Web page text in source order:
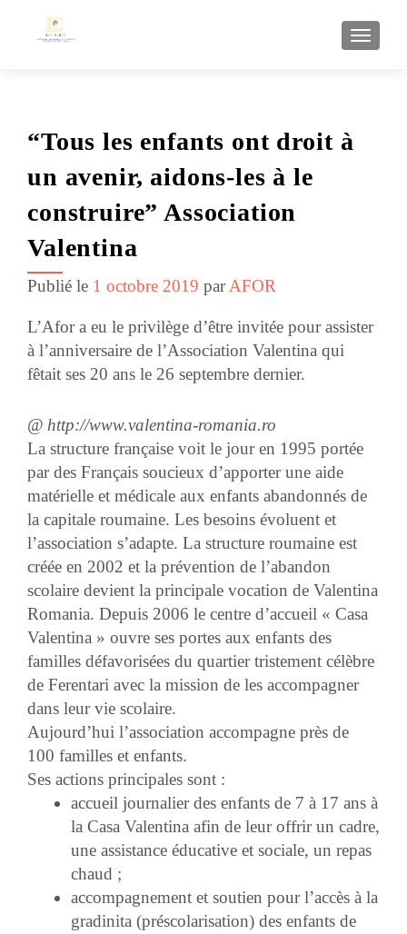
“Tous les enfants ont droit à
un avenir, aidons-les à le
construire” Association
Valentina
Publié le 1 octobre 2019 parAFOR
L’Afora eu le privilège d’être invitée pour assister
à l’anniversaire de l’Association Valentina qui
fêtait ses 20 ans le 26 septembre dernier.
@ http://www.valentina-romania.ro
La structure française voit le jour en 1995 portée
par des Français soucieux d’apporter une aide
matérielle et médicale aux enfants abandonnés de
la capitale roumaine. Les besoins évoluent et
l’association s’adapte. La structure roumaine est
créée en 2002 et la prévention de l’abandon
scolaire devient la principale vocation de Valentina
Romania. Depuis 2006 le centre d’accueil « Casa
Valentina » ouvre ses portes aux enfants des
familles défavorisées du quartier tristement célèbre
de Ferentari avec la mission de les accompagner
dans leur vie scolaire.
Aujourd’hui l’association accompagne près de
100 familles et enfants.
Ses actions principales sont :
accueil journalier des enfants de 7 à 17 ans à
la Casa Valentina afin de leur offrir un cadre,
une assistance éducative et sociale, un repas
chaud ;
accompagnement et soutien pour l’accès à la
gradinita (préscolarisation) des enfants de